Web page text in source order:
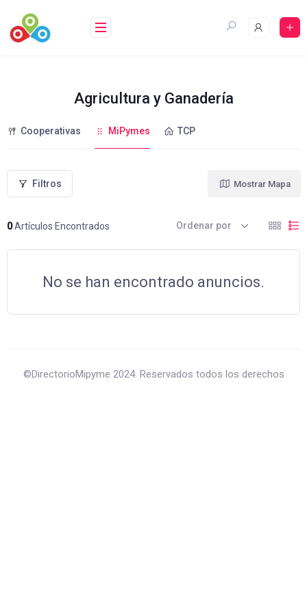
contenido
Agricultura y Ganadería
Cooperativas MiPymes TCP
Filtros
0Artículos Encontrados
Mostrar Mapa
Ordenar por
No se han encontrado anuncios.
©DirectorioMipyme 2024. Reservados todos los derechos